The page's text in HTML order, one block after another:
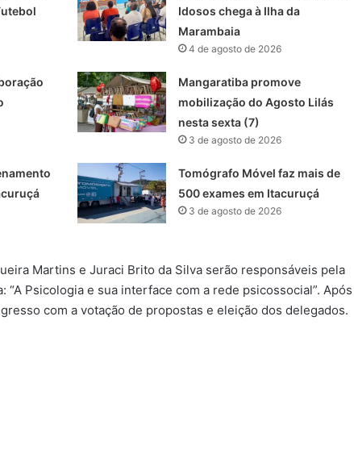
Idosos chega à Ilha da
Marambaia
4 de agosto de 2026
Mangaratiba promove
mobilização do Agosto Lilás
nesta sexta (7)
3 de agosto de 2026
Tomógrafo Móvel faz mais de
500 exames em Itacuruçá
3 de agosto de 2026
Martins e Juraci Brito da Silva serão responsáveis pela
“A Psicologia e sua interface com a rede psicossocial”. Após
com a votação de propostas e eleição dos delegados.